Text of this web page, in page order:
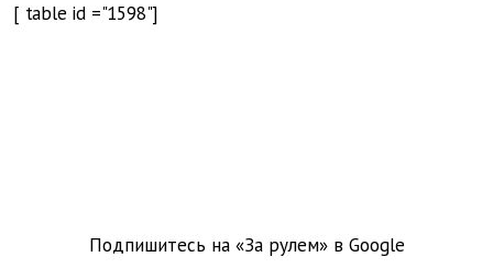
[ table id ="1598"]
Подпишитесь на «За рулем» в Google